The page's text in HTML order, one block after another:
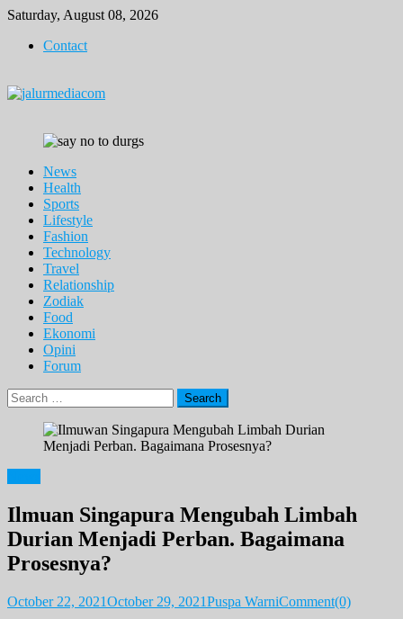
Skip
content
Saturday, August 08, 2026
Contact
News
Health
Sports
Lifestyle
Fashion
Technology
Travel
Relationship
Zodiak
Food
Ekonomi
Opini
Forum
Search
for:
Ilmuan Singapura Mengubah Limbah
Durian Menjadi Perban. Bagaimana
Prosesnya?
October 22, 2021October 29, 2021Puspa WarniComment(0)